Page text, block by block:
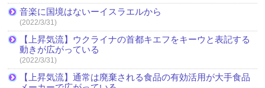
音楽に国境はないーイスラエルから
(2022/3/31)
【上昇気流】ウクライナの首都キエフをキーウと表記する
動きが広がっている
(2022/3/31)
【上昇気流】通常は廃棄される食品の有効活用が大手食品